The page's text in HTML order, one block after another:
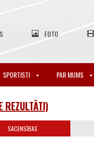
FOTO
SPORTISTI PAR MUMS
REZULTĀTI)
SACENSĪBAS